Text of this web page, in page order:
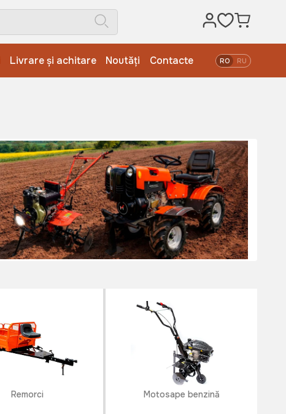
Livrare și achitare Noutăți Contacte RO RU
Remorci Motosape benzină